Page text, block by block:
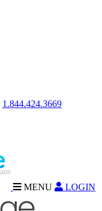
1.844.424.3669
MENU LOGIN